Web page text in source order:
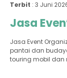
Terbit : 3 Juni
Jasa
Jasa Event
pantai dan
touring mobil dan